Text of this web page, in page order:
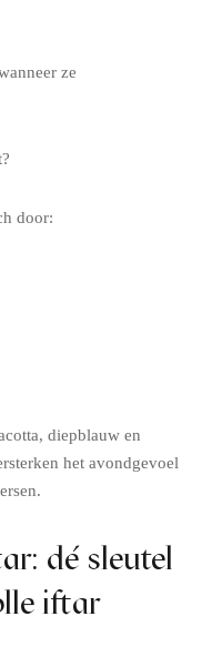
ze
door:
diepblauw en
het avondgevoel
dé sleutel
iftar